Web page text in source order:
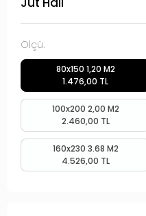
Ölçü:
80x150 1,20 M2
1.476,00 TL
100x200 2,00 M2
2.460,00 TL
160x230 3.68 M2
4.526,00 TL